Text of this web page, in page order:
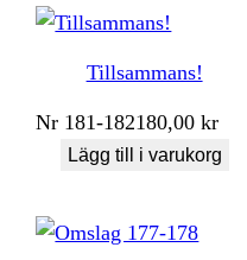
Tillsammans!
Nr 181-182180,00kr
Lägg till i varukorg